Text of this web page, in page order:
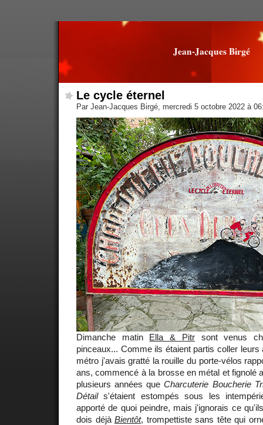
Jean-Jacques Birgé
Le cycle éternel
Par Jean-Jacques Birgé, mercredi 5 octobre 2022 à
Dimanche matin Ella & Pitrsont venus
pinceaux... Comme ils étaient partis coller
métro j'avais gratté la rouille du porte-vélos
ans, commencé à la brosse en métal et fignolé
plusieurs années queCharcuterie Boucherie
Détails'étaient estompés sous les
apporté de quoi peindre, mais j'ignorais ce
dois déjà Bientôt, trompettiste sans tête qui